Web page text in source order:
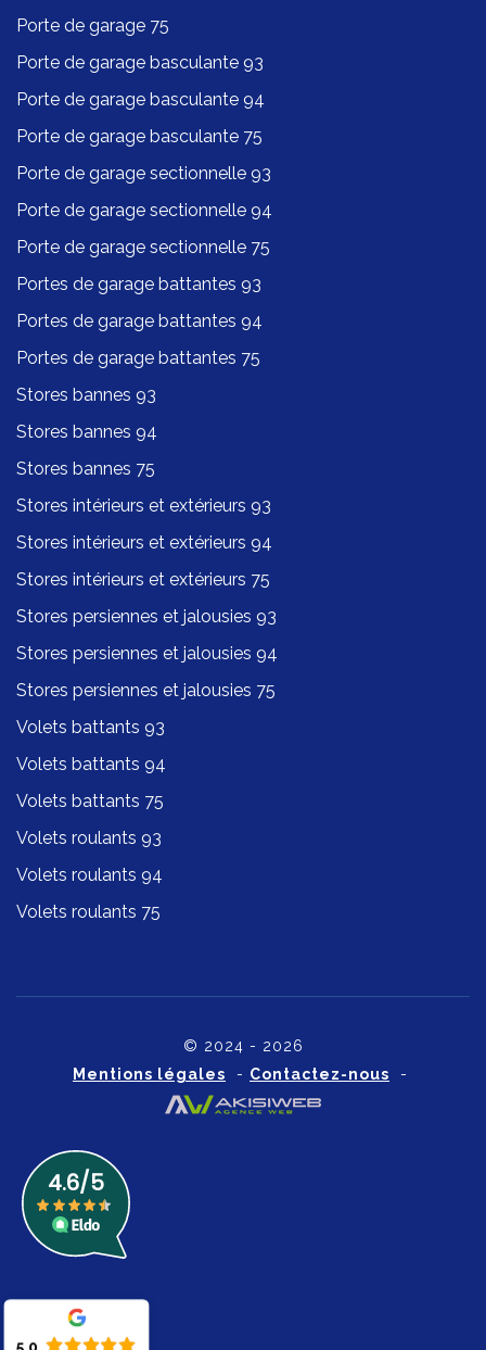
Porte de garage 75
Porte de garage basculante 93
Porte de garage basculante 94
Porte de garage basculante 75
Porte de garage sectionnelle 93
Porte de garage sectionnelle 94
Porte de garage sectionnelle 75
Portes de garage battantes 93
Portes de garage battantes 94
Portes de garage battantes 75
Stores bannes 93
Stores bannes 94
Stores bannes 75
Stores intérieurs et extérieurs 93
Stores intérieurs et extérieurs 94
Stores intérieurs et extérieurs 75
Stores persiennes et jalousies 93
Stores persiennes et jalousies 94
Stores persiennes et jalousies 75
Volets battants 93
Volets battants 94
Volets battants 75
Volets roulants 93
Volets roulants 94
Volets roulants 75
© 2024 - 2026
Mentions légales - Contactez-nous -